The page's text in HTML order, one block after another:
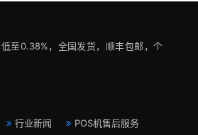
至0.38%，全国发货，顺丰包邮，个
行业新闻
POS机售后服务